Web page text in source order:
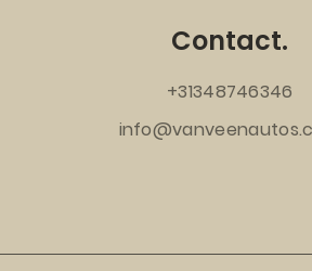
Contact.
+31348746346